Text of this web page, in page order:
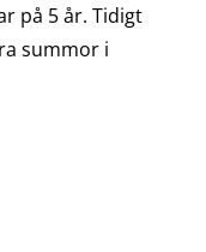
på 5 år. Tidigt
summor i